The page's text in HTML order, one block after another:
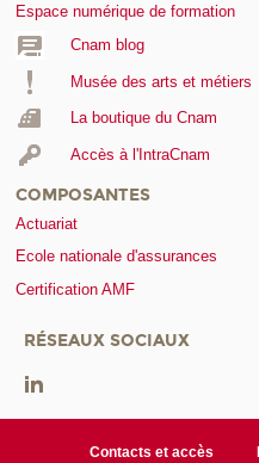
Espace numérique de formation
Cnam blog
Musée des arts et métiers
La boutique du Cnam
Accès à l'IntraCnam
COMPOSANTES
Actuariat
Ecole nationale d'assurances
Certification AMF
RÉSEAUX SOCIAUX
Contacts et accès